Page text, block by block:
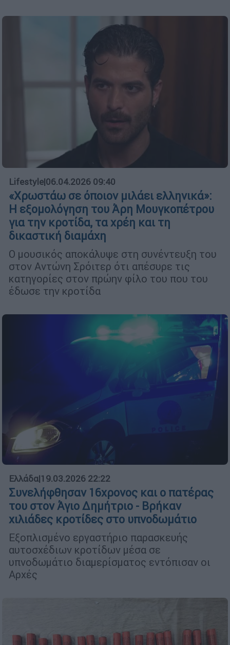
Lifestyle|06.04.2026 09:40
«Χρωστάω σε όποιον μιλάει ελληνικά»:
Η εξομολόγηση του Άρη Μουγκοπέτρου
για την κροτίδα, τα χρέη και τη
δικαστική διαμάχη
Ο μουσικός αποκάλυψε στη συνέντευξη του
στον Αντώνη Σρόιτερ ότι απέσυρε τις
κατηγορίες στον πρώην φίλο του που του
έδωσε την κροτίδα
Ελλάδα|19.03.2026 22:22
Συνελήφθησαν 16χρονος και ο πατέρας
του στον Άγιο Δημήτριο - Βρήκαν
χιλιάδες κροτίδες στο υπνοδωμάτιο
Εξοπλισμένο εργαστήριο παρασκευής
αυτοσχέδιων κροτίδων μέσα σε
υπνοδωμάτιο διαμερίσματος εντόπισαν οι
Αρχές